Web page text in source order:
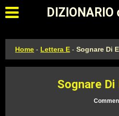
Apri il menu
DIZIONARIO
Home - Lettera E -Sognare Di
Sognare Di